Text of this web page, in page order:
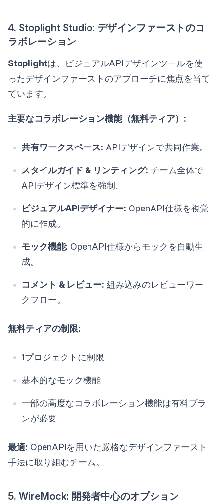
4. Stoplight Studio: デザインファーストのコ
ラボレーション
Stoplightは、ビジュアルAPIデザインツールを使
ったデザインファーストのアプローチに焦点を当て
ています。
主要なコラボレーション機能（無料ティア）:
共有ワークスペース: APIデザインで共同作業。
スタイルガイド & リンティング: チーム全体で
APIデザイン標準を強制。
ビジュアルAPIデザイナー: OpenAPI仕様を視覚
的に作成。
モック機能: OpenAPI仕様からモックを自動生
成。
コメント & レビュー: 組み込みのレビューワー
クフロー。
無料ティアの制限:
1プロジェクトに制限
基本的なモック機能
一部の高度なコラボレーション機能は有料プラ
ンが必要
最適: OpenAPIを用いた厳格なデザインファースト
手法に取り組むチーム。
5. WireMock: 開発者中心のオプション